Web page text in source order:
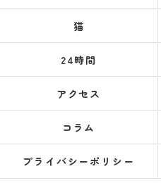
猫
24時間
アクセス
コラム
プライバシーポリシー